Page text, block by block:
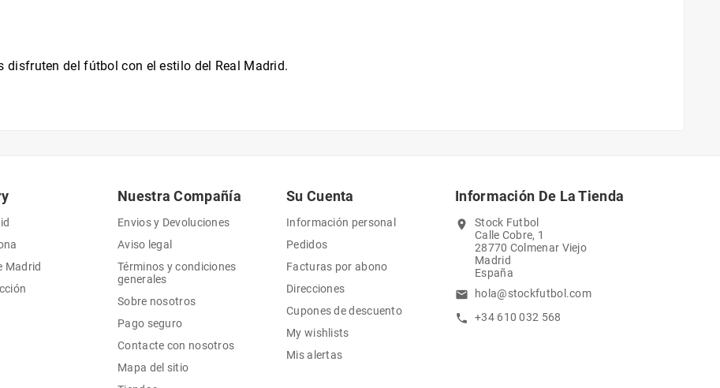
disfruten del fútbol con el estilo del Real Madrid.
Madrid
Nuestra Compañía
Envios y Devoluciones
Aviso legal
Términos y condiciones
generales
Sobre nosotros
Pago seguro
Contacte con nosotros
Mapa del sitio
Su Cuenta
Información personal
Pedidos
Facturas por abono
Direcciones
Cupones de descuento
My wishlists
Mis alertas
Información De La Tienda
location_on
Stock Futbol
Calle Cobre, 1
28770 Colmenar Viejo
Madrid
España
email hola@stockfutbol.com
call +34 610 032 568